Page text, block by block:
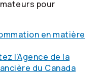
pour
en matière
l’Agence de la
du Canada